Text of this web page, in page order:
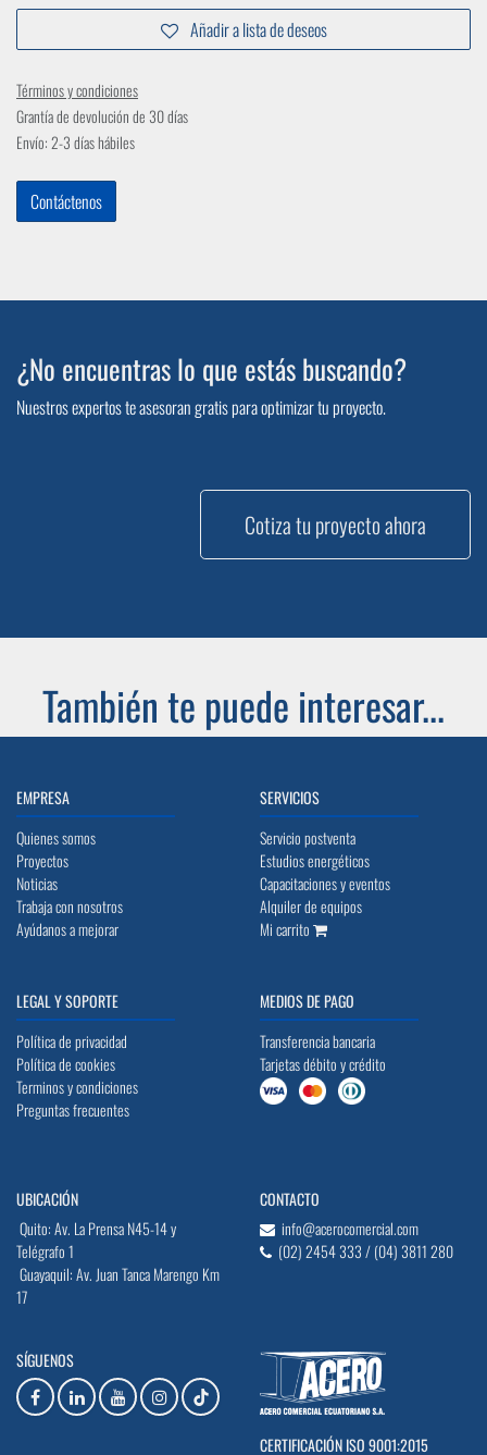
Añadir a lista de deseos
Términos y condiciones
Grantía de devolución de 30 días
Envío: 2-3 días hábiles
Contáctenos
¿No encuentras lo que estás buscando?
Nuestros expertos te asesoran gratis para optimizar tu proyecto.
Cotiza tu proyecto ahora
También te puede interesar...
EMPRESA
Quienes somos
Proyectos
Noticias
Trabaja con nosotros
Ayúdanos a mejorar
SERVICIOS
Servicio postventa
Estudios energéticos
Capacitaciones y eventos
Alquiler de equipos
Mi carrito
LEGAL Y SOPORTE
Política de privacidad
Política de cookies
Terminos y condiciones
Preguntas frecuentes
MEDIOS DE PAGO
Transferencia bancaria
Tarjetas débito y crédito
UBICACIÓN
Quito: Av. La Prensa N45-14 y
Telégrafo 1
Guayaquil: Av. Juan Tanca Marengo Km
17
CONTACTO
info@acerocomercial.com
(02) 2454 333 / (04) 3811 280
SÍGUENOS
CERTIFICACIÓN ISO 9001:2015